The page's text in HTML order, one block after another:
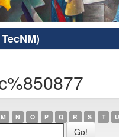
M N O P Q R S T U